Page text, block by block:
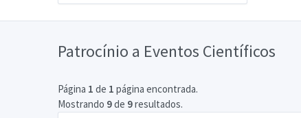
Patrocínio a Eventos Científicos
Página 1 de 1 página encontrada.
Mostrando 9de 9resultados.